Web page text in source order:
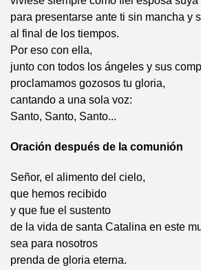
para presentarse ante ti sin mancha y
al final de los tiempos.
Por eso con ella,
junto con todos los ángeles y sus
proclamamos gozosos tu gloria,
cantando a una sola voz:
Santo, Santo, Santo...
Oración después de la comunión
Señor, el alimento del cielo,
que hemos recibido
y que fue el sustento
de la vida de santa Catalina en este
sea para nosotros
prenda de gloria eterna.